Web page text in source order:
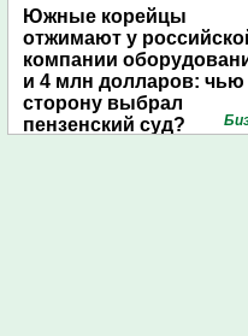
Южные корейцы
отжимают у
компании
и 4 млн долларов: чью
сторону выбрал
пензенский суд?